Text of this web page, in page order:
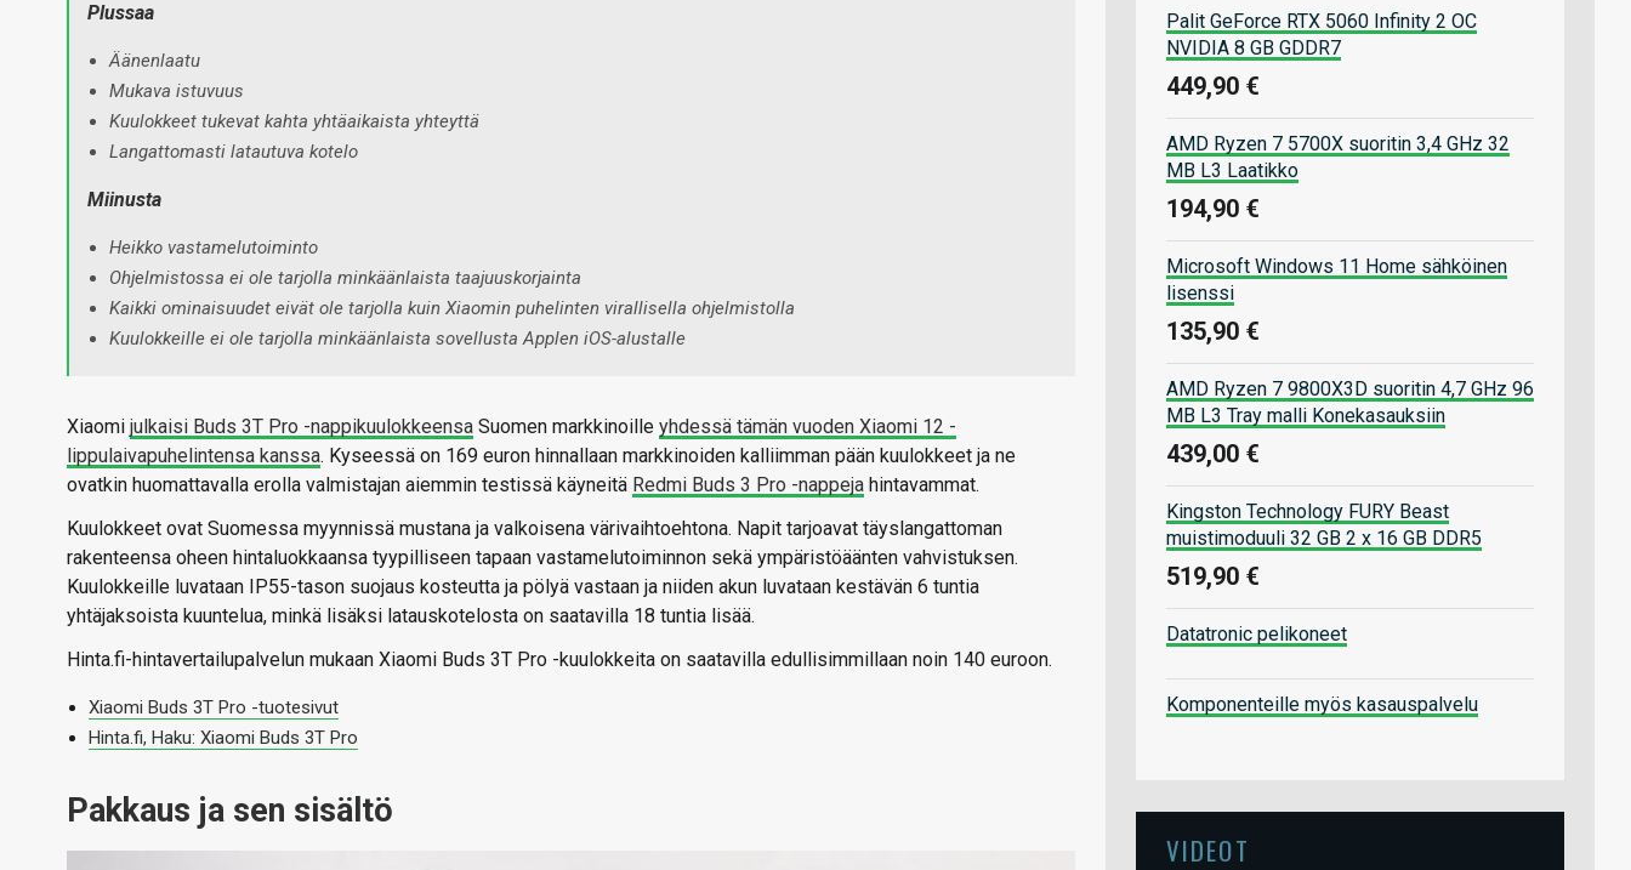
Plussaa
Äänenlaatu
Mukava istuvuus
Kuulokkeet tukevat kahta yhtäaikaista yhteyttä
Langattomasti latautuva kotelo
Miinusta
Heikko vastamelutoiminto
Ohjelmistossa ei ole tarjolla minkäänlaista taajuuskorjainta
Kaikki ominaisuudet eivät ole tarjolla kuin Xiaomin puhelinten virallisella ohjelmistolla
Kuulokkeille ei ole tarjolla minkäänlaista sovellusta Applen iOS-alustalle
Xiaomi julkaisi Buds 3T Pro -nappikuulokkeensa Suomen markkinoille yhdessä tämän vuoden Xiaomi 12 -
lippulaivapuhelintensa kanssa. Kyseessä on 169 euron hinnallaan markkinoiden kalliimman pään kuulokkeet ja ne
ovatkin huomattavalla erolla valmistajan aiemmin testissä käyneitä Redmi Buds 3 Pro -nappeja hintavammat.
Kuulokkeet ovat Suomessa myynnissä mustana ja valkoisena värivaihtoehtona. Napit tarjoavat täyslangattoman
rakenteensa oheen hintaluokkaansa tyypilliseen tapaan vastamelutoiminnon sekä ympäristöäänten vahvistuksen.
Kuulokkeille luvataan IP55-tason suojaus kosteutta ja pölyä vastaan ja niiden akun luvataan kestävän 6 tuntia
yhtäjaksoista kuuntelua, minkä lisäksi latauskotelosta on saatavilla 18 tuntia lisää.
Hinta.fi-hintavertailupalvelun mukaan Xiaomi Buds 3T Pro -kuulokkeita on saatavilla edullisimmillaan noin 140 euroon.
Xiaomi Buds 3T Pro -tuotesivut
Hinta.fi, Haku: Xiaomi Buds 3T Pro
Pakkaus ja sen sisältö
Palit GeForce RTX 5060 Infinity 2 OC
NVIDIA 8 GB GDDR7
449,90 €
AMD Ryzen 7 5700X suoritin 3,4 GHz 32
MB L3 Laatikko
194,90 €
Microsoft Windows 11 Home sähköinen
lisenssi
135,90 €
AMD Ryzen 7 9800X3D suoritin 4,7 GHz 96
MB L3 Tray malli Konekasauksiin
439,00 €
Kingston Technology FURY Beast
muistimoduuli 32 GB 2 x 16 GB DDR5
519,90 €
Datatronic pelikoneet
Komponenteille myös kasauspalvelu
VIDEOT